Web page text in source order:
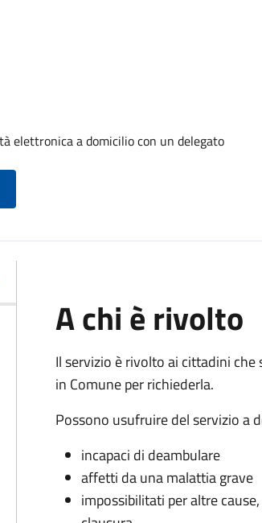
elettronica a domicilio con un delegato
A chi è rivolto
Il servizio è rivolto ai cittadini
in Comune per richiederla.
Possono usufruire del servizio a
incapaci di deambulare
affetti da una malattia grave
impossibilitati per altre